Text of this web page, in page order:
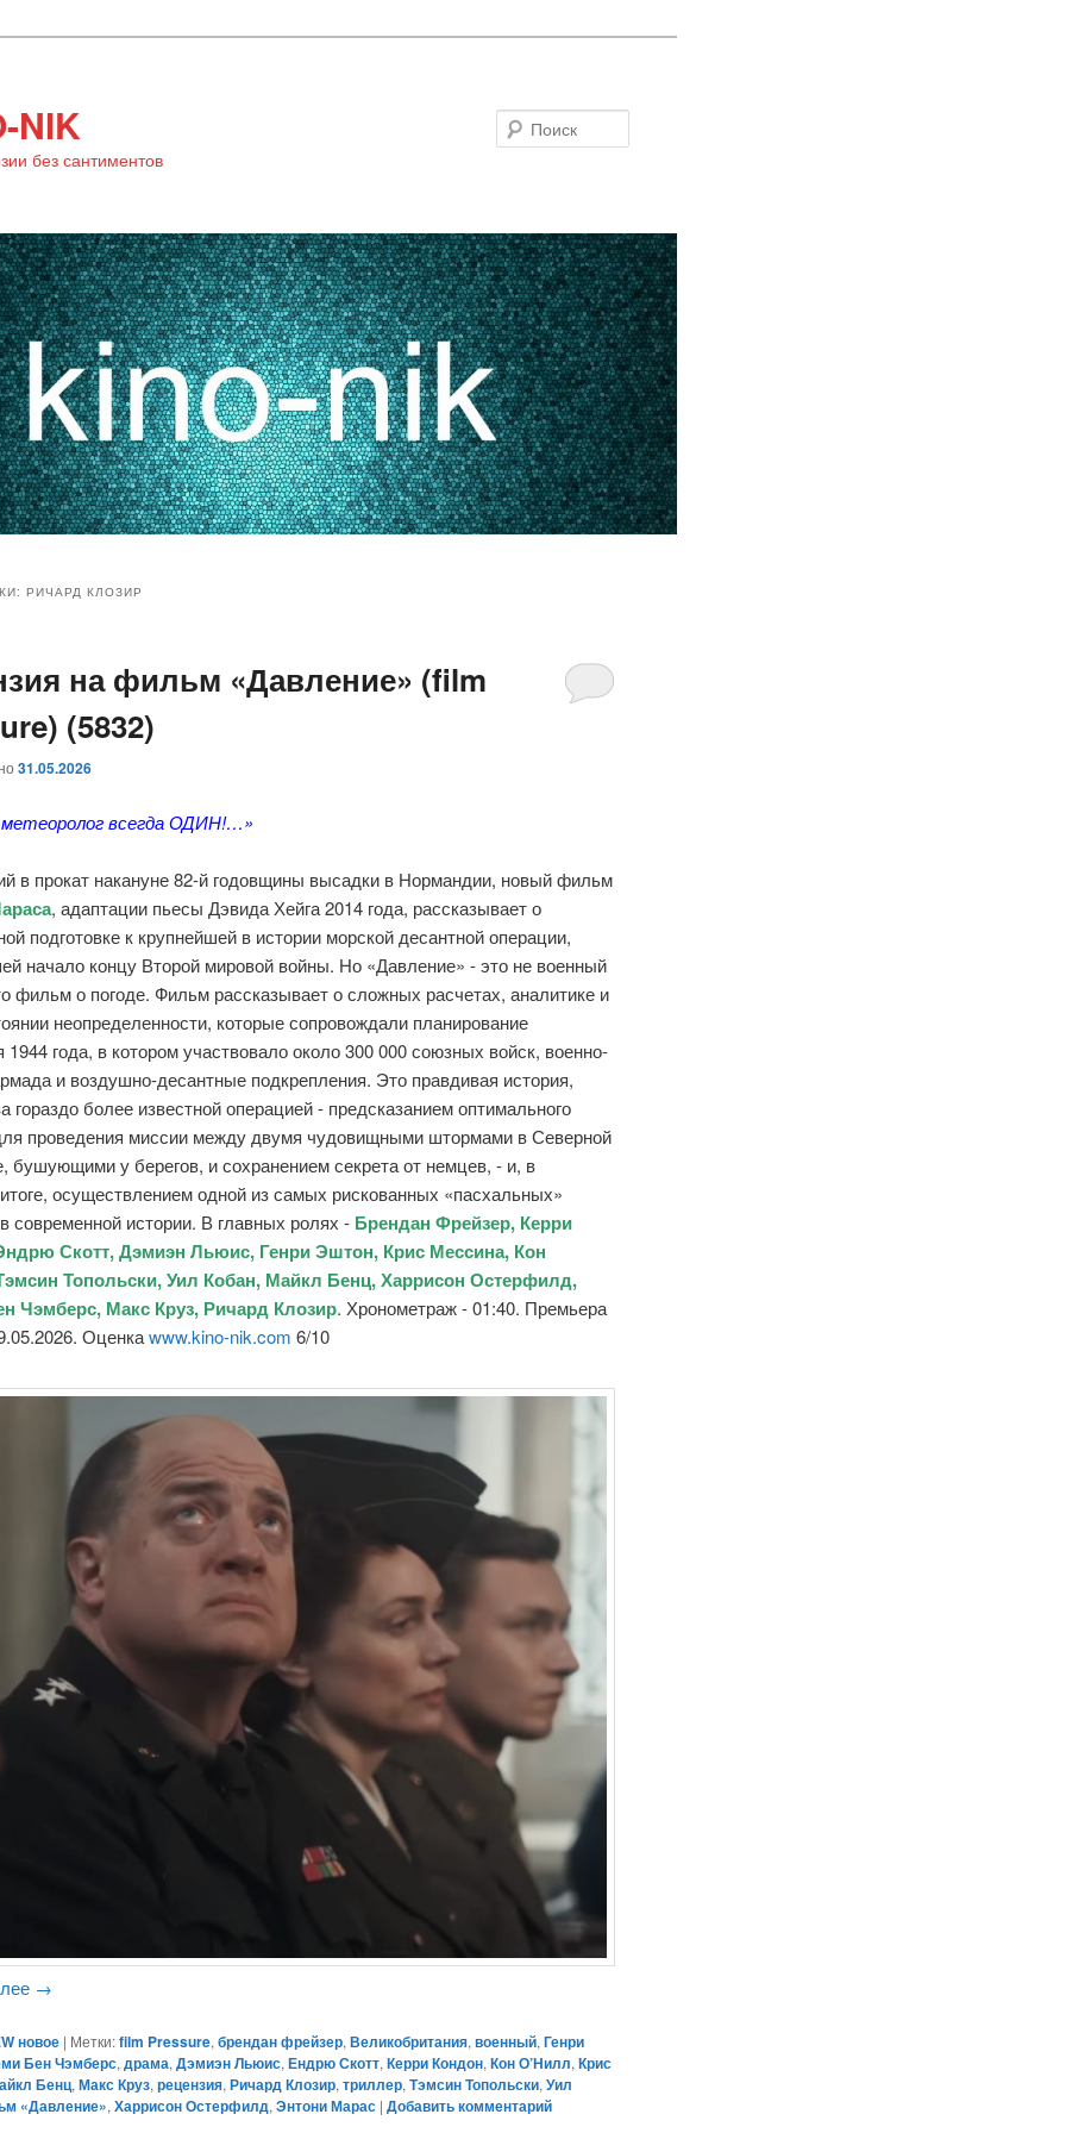
NIK
без сантиментов
РИЧАРД КЛОЗИР
на фильм «Давление» (film
(5832)
31.05.2026
метеоролог всегда ОДИН!…»
в прокат накануне 82-й годовщины высадки в Нормандии, новый фильм
, адаптации пьесы Дэвида Хейга 2014 года, рассказывает о
подготовке к крупнейшей в истории морской десантной операции,
начало концу Второй мировой войны. Но «Давление» - это не военный
фильм о погоде. Фильм рассказывает о сложных расчетах, аналитике и
неопределенности, которые сопровождали планирование
1944 года, в котором участвовало около 300 000 союзных войск, военно-
и воздушно-десантные подкрепления. Это правдивая история,
гораздо более известной операцией - предсказанием оптимального
проведения миссии между двумя чудовищными штормами в Северной
бушующими у берегов, и сохранением секрета от немцев, - и, в
осуществлением одной из самых рискованных «пасхальных»
современной истории. В главных ролях - Брендан Фрейзер, Керри
Скотт, Дэмиэн Льюис, Генри Эштон, Крис Мессина, Кон
Топольски, Уил Кобан, Майкл Бенц, Харрисон Остерфилд,
Чэмберс, Макс Круз, Ричард Клозир. Хронометраж - 01:40. Премьера
Оценкаwww.kino-nik.com 6/10
→
новое | Метки: film Pressure,брендан фрейзер,Великобритания,военный,Генри
Бен Чэмберс,драма,Дэмиэн Льюис,Ендрю Скотт,Керри Кондон,Кон О’Нилл,Крис
Бенц,Макс Круз,рецензия,Ричард Клозир,триллер,Тэмсин Топольски,Уил
«Давление»,Харрисон Остерфилд,Энтони Марас |Добавить комментарий